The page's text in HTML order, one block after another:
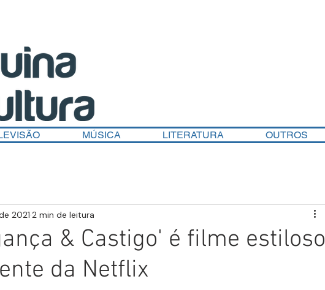
MÚSICA LITERATURA OUTROS
& Castigo' é filme estiloso
da Netflix
2021 2 min de leitura